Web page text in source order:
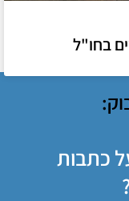
בחו"ל
כתבות